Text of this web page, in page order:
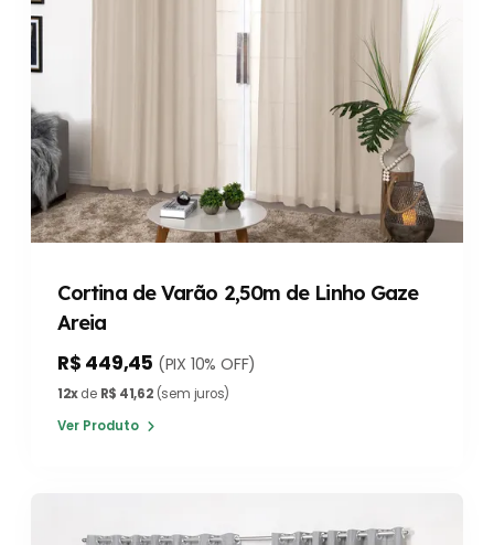
Cortina de Varão 2,50m de Linho Gaze
Areia
R$ 449,45 (PIX 10% OFF)
12xde R$ 41,62(sem juros)
Ver Produto